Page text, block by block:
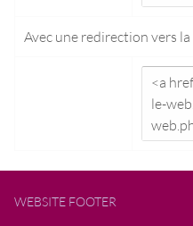
Avec une redirection vers la
WEBSITE FOOTER